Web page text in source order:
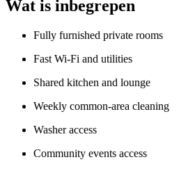
Wat is inbegrepen
Fully furnished private rooms
Fast Wi-Fi and utilities
Shared kitchen and lounge
Weekly common-area cleaning
Washer access
Community events access